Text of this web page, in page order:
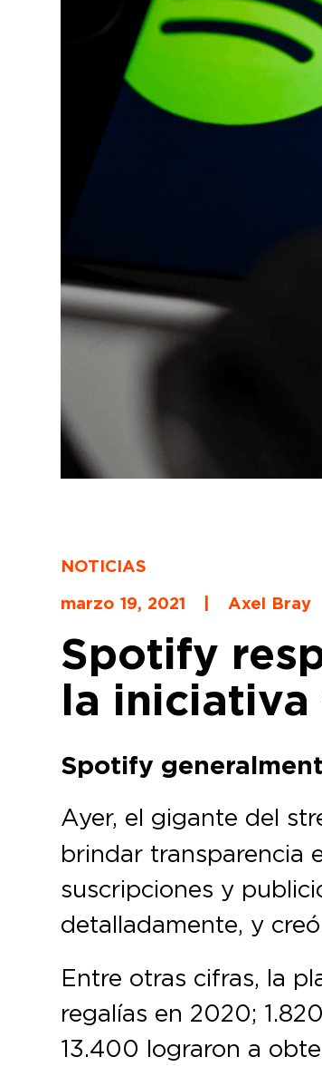
NOTICIAS
marzo 19, 2021
Axel Bray
Spotify
la iniciativa
Spotify
Ayer, el gigante del
brindar transparencia
suscripciones y
detalladamente, y
Entre otras cifras, la
regalías en 2020;
13.400 lograron a